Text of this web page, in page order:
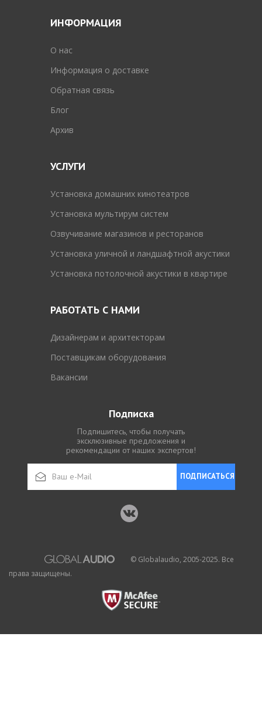
ИНФОРМАЦИЯ
O нас
Информация о доставке
Обратная связь
Блог
Архив
УСЛУГИ
Установка домашних кинотеатров
Установка мультирум систем
Озвучивание магазинов и ресторанов
Установка уличной и ландшафтной акустики
Установка потолочной акустики в квартире
РАБОТАТЬ С НАМИ
Дизайнерам и архитекторам
Поставщикам оборудования
Вакансии
Подписка
Подпишитесь, чтобы получать
эксклюзивные предложения и
рекомендации от наших экспертов!
ПОДПИСАТЬСЯ
© Globalaudio, 2005-2025. Все
права защищены.